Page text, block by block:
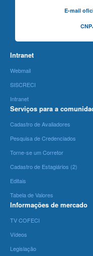
E-mail
Intranet
Webmail
SISCRECI
Intranet
Serviços para a
Cadastro de Avaliadores
Pesquisa de Credenciados
Torne-se um Corretor
Cadastro de Estagiários (2)
Editais
Tabela de Valores
Informações de mercado
TV COFECI
Vídeos
Legislação